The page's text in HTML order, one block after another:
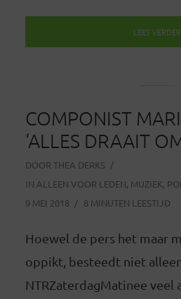
LEES VERDER
COMPONIST
‘ALLES DRAAIT
DOOR THEA DERKS
IN ALLEEN VOOR LEDEN, MUZIEK,
9 MEI 2018
8 MINUTEN LEESTIJD
Hoewel de pers het maar
oppikt, besteedt niet
NTRZaterdagMatinee veel